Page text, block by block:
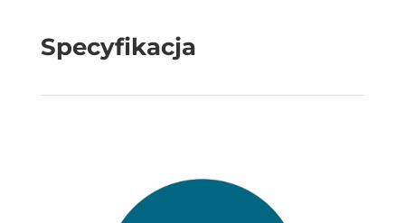
Specyfikacja